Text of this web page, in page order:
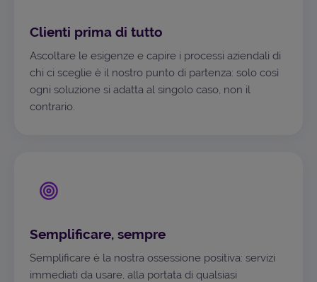
Clienti prima di tutto
Ascoltare le esigenze e capire i processi aziendali di
chi ci sceglie è il nostro punto di partenza: solo così
ogni soluzione si adatta al singolo caso, non il
contrario.
Semplificare, sempre
Semplificare è la nostra ossessione positiva: servizi
immediati da usare, alla portata di qualsiasi